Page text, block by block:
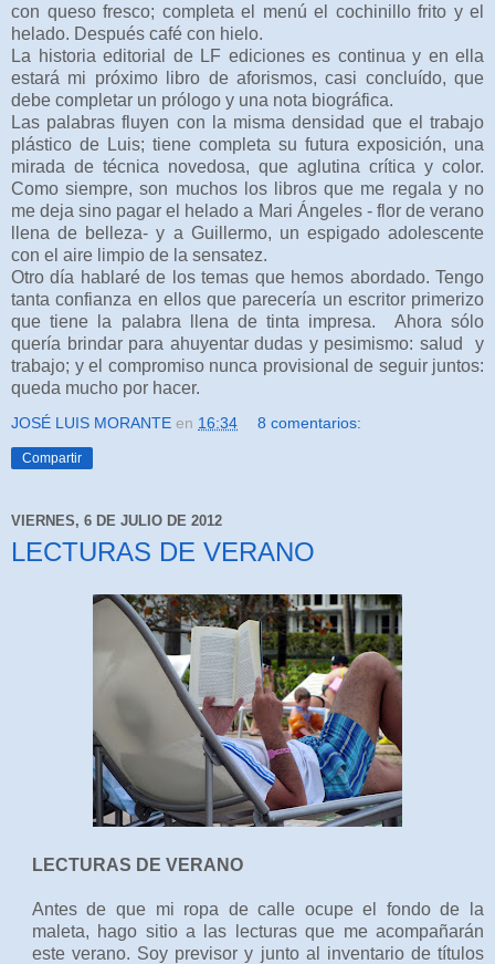
con queso fresco; completa el menú el cochinillo frito y el
helado. Después café con hielo.
La historia editorial de LF ediciones es continua y en ella
estará mi próximo libro de aforismos, casi concluído, que
debe completar un prólogo y una nota biográfica.
Las palabras fluyen con la misma densidad que el trabajo
plástico de Luis; tiene completa su futura exposición, una
mirada de técnica novedosa, que aglutina crítica y color.
Como siempre, son muchos los libros que me regala y no
me deja sino pagar el helado a Mari Ángeles - flor de verano
llena de belleza- y a Guillermo, un espigado adolescente
con el aire limpio de la sensatez.
Otro día hablaré de los temas que hemos abordado. Tengo
tanta confianza en ellos que parecería un escritor primerizo
que tiene la palabra llena de tinta impresa. Ahora sólo
quería brindar para ahuyentar dudas y pesimismo: salud y
trabajo; y el compromiso nunca provisional de seguir juntos:
queda mucho por hacer.
JOSÉ LUIS MORANTE en 16:34 8 comentarios:
Compartir
VIERNES, 6 DE JULIO DE 2012
LECTURAS DE VERANO
LECTURAS DE VERANO
Antes de que mi ropa de calle ocupe el fondo de la
maleta, hago sitio a las lecturas que me acompañarán
este verano. Soy previsor y junto al inventario de títulos